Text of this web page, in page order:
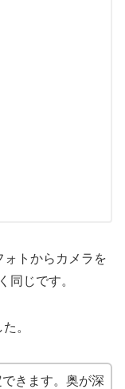
トからカメラを
同じです。
。
きます。奥が深